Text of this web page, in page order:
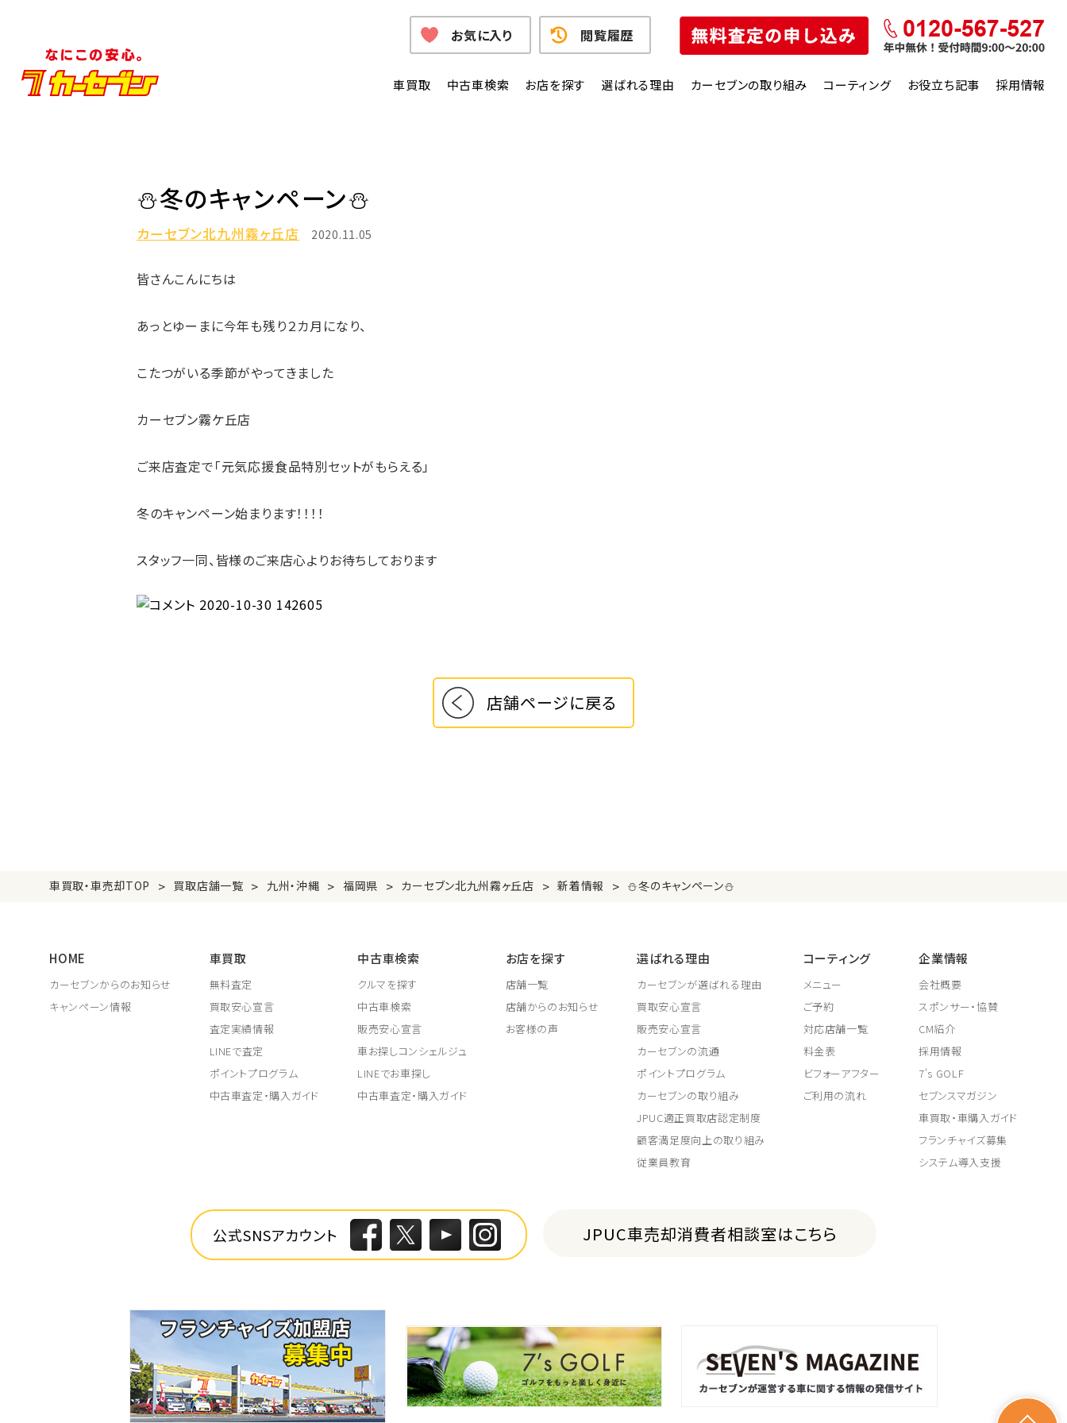
車買取 中古車検索 お店を探す 選ばれる理由 カーセブンの取り組み コーティング お役立ち記事 採用情報
お気に入り 閲覧履歴
⛄冬のキャンペーン⛄
カーセブン北九州霧ヶ丘店 2020.11.05
皆さんこんにちは
あっとゆーまに今年も残り２カ月になり、
こたつがいる季節がやってきました
カーセブン霧ケ丘店
ご来店査定で「元気応援食品特別セットがもらえる」
冬のキャンペーン始まります！！！！
スタッフ一同、皆様のご来店心よりお待ちしております
店舗ページに戻る
車買取・車売却TOP > 買取店舗一覧 > 九州・沖縄 > 福岡県 > カーセブン北九州霧ヶ丘店 > 新着情報 > ⛄冬のキャンペーン⛄
HOME
カーセブンからのお知らせ
キャンペーン情報
車買取
無料査定
買取安心宣言
査定実績情報
LINEで査定
ポイントプログラム
中古車査定・購入ガイド
中古車検索
クルマを探す
中古車検索
販売安心宣言
車お探しコンシェルジュ
LINEでお車探し
中古車査定・購入ガイド
お店を探す
店舗一覧
店舗からのお知らせ
お客様の声
選ばれる理由
カーセブンが選ばれる理由
買取安心宣言
販売安心宣言
カーセブンの流通
ポイントプログラム
カーセブンの取り組み
JPUC適正買取店認定制度
顧客満足度向上の取り組み
従業員教育
コーティング
メニュー
ご予約
対応店舗一覧
料金表
ビフォーアフター
ご利用の流れ
企業情報
会社概要
スポンサー・協賛
CM紹介
採用情報
7's GOLF
セブンスマガジン
車買取・車購入ガイド
フランチャイズ募集
システム導入支援
公式SNSアカウント JPUC車売却消費者相談室はこちら